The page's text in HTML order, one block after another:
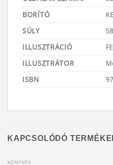
BORÍTÓ
SÚLY
ILLUSZTRÁCIÓ
ILLUSZTRÁTOR
ISBN
KAPCSOLÓDÓ
KÖNYVEK